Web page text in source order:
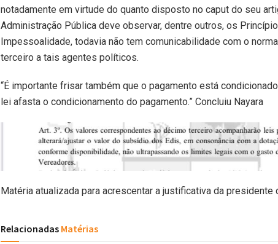
notadamente em virtude do quanto disposto no caput do seu
Administração Pública deve observar, dentre outros, os
Impessoalidade, todavia não tem comunicabilidade com o
terceiro a tais agentes políticos.
“É importante frisar também que o pagamento está
lei afasta o condicionamento do pagamento.” Concluiu Nayara
Matéria atualizada para acrescentar a justificativa da presidente
Relacionadas Matérias